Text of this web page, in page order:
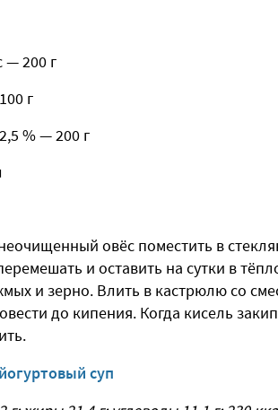
— 200 г
г
% — 200 г
овёс поместить в
и оставить на сутки в
и зерно. Влить в кастрюлю со
до кипения. Когда кисель
суп